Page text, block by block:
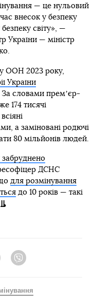
— це нульовий
внесок у безпеку
світу», —
України — міністр
ООН 2023 року,
України
За словами премʼєр-
174 тисячі
а заміновані родючі
80 мільйонів людей.
забруднено
ДСНС
для розмінування
до 10 років — такі
Telegram